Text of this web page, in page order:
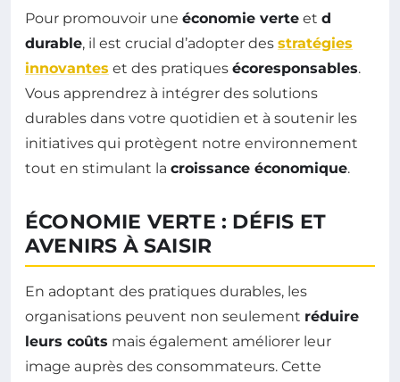
Pour promouvoir une économie verte et d
durable, il est crucial d’adopter des stratégies
innovantes et des pratiques écoresponsables.
Vous apprendrez à intégrer des solutions
durables dans votre quotidien et à soutenir les
initiatives qui protègent notre environnement
tout en stimulant la croissance économique.
ÉCONOMIE VERTE : DÉFIS ET
AVENIRS À SAISIR
En adoptant des pratiques durables, les
organisations peuvent non seulement réduire
leurs coûts mais également améliorer leur
image auprès des consommateurs. Cette